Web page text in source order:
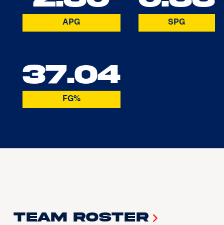
APG SPG
37.04
FG%
Team Roster